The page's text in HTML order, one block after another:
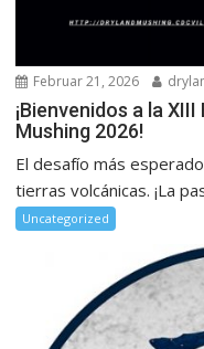
Februar 21, 2026
¡Bienvenidos a la
Mushing 2026!
El desafío más
tierras volcánicas. ¡La
Uncategorized